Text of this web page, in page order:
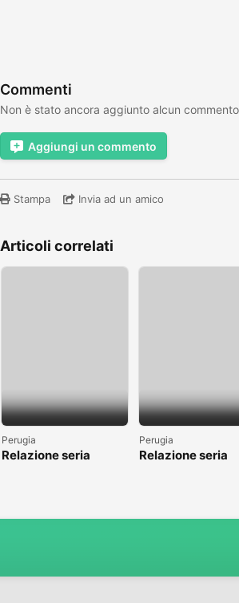
Commenti
Non è stato ancora aggiunto alcun commento
Aggiungi un commento
Stampa Invia ad un amico
Articoli correlati
Perugia
Relazione seria
Perugia
Relazione seria